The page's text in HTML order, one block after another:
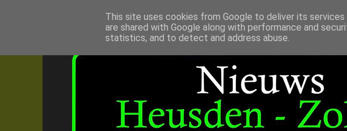
This site uses cookies from Google to deliver its
are shared with Google along with performance and
statistics, and to detect and address abuse.